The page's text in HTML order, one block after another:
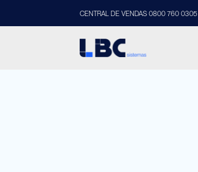
CENTRAL DE VENDAS 0800 760 0305